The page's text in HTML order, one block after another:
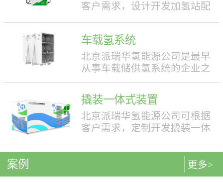
客户需求，设计开发加氢站配
结构设计合理，便于操作，外
形美观，安全性强。具有双面
液晶显示屏，能支持IC卡、移
需求，定制满足中国标准（例
如GB50516, GB/T 43674等）、
欧盟标准（例如IEC 60069, EN
内的使用要求。公司的产品已
在国内、欧盟、日本、塞尔维
车载氢系统
北京派瑞华氢能源公司是最早
从事车载储供氢系统的企业之
一，拥有丰富的车载储供氢系
统项目经验，公司具有5000套
年生产能力。公司可根据客户
需求，对不同车型提供合理且
最优的设计方案，并根据安装
求进行定制化的设计，为客户
匹配最佳的设计方案。车载氢
系统设计制造遵循GB/T
撬装一体式装置
北京派瑞华氢能源公司可根据
客户需求，定制开发撬装一体
体可细分为大型撬装装置、小
型撬装装置、制氢加氢一体机
和小型加氢装置，以上装置在
案例 更多>